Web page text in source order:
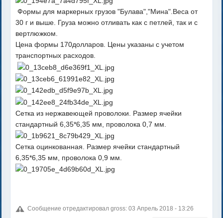
Формы для маркерных грузов "Булава","Мина".Веса от
30 г и выше. Груза можно отливать как с петлей, так и с
вертлюжком.
Цена формы 170долларов. Цены указаны с учетом
транспортных расходов.
Сетка из нержавеющей проволоки. Размер ячейки
стандартный 6,35*6,35 мм, проволока 0,7 мм.
Сетка оцинкованная. Размер ячейки стандартный
6,35*6,35 мм, проволока 0,9 мм.
Сообщение отредактировал gross: 03 Апрель 2018 - 13:26